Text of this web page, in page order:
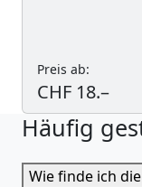
Preis ab:
CHF 18.–
Häufig
Wie finde ich